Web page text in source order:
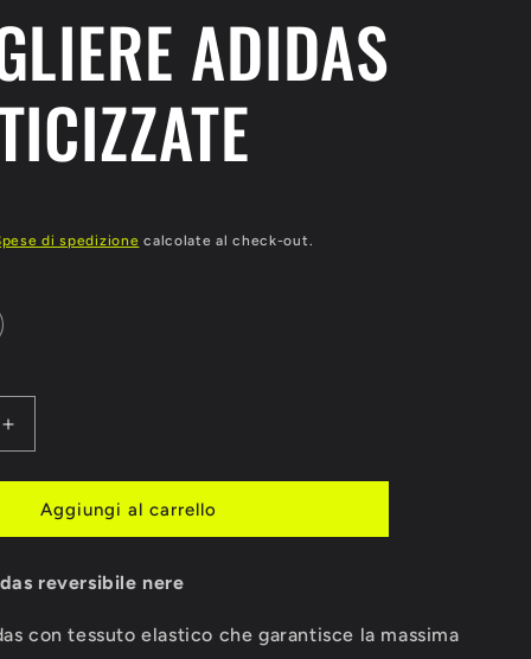
ADIDAS
di spedizione calcolate al check-out.
Aumenta
quantità
per
CAVIGLIERE
ADIDAS
Aggiungi al carrello
reversibile nere
con tessuto elastico che garantisce la massima